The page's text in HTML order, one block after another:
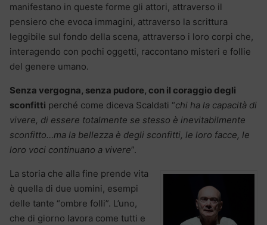
manifestano in queste forme gli attori, attraverso il
pensiero che evoca immagini, attraverso la scrittura
leggibile sul fondo della scena, attraverso i loro corpi che,
interagendo con pochi oggetti, raccontano misteri e follie
del genere umano.
Senza vergogna, senza pudore, con il coraggio degli
sconfitti perché come diceva Scaldati “chi ha la capacità di
vivere, di essere totalmente se stesso è inevitabilmente
sconfitto…ma la bellezza è degli sconfitti, le loro facce, le
loro voci continuano a vivere”.
La storia che alla fine prende vita
è quella di due uomini, esempi
delle tante “ombre folli”. L’uno,
che di giorno lavora come tutti e